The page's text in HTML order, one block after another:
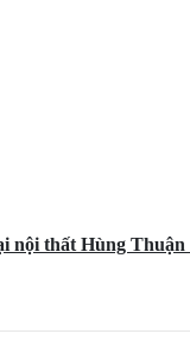
nội thất Hùng Thuận